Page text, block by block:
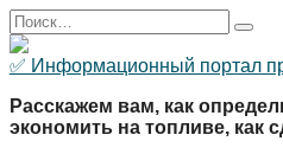
Перейти
к
содержанию
Search
for:
✅ Информационный портал
Расскажем вам, как
экономить на топливе, как